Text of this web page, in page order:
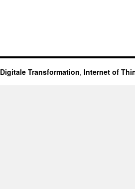
Digitale Transformation, Internet of